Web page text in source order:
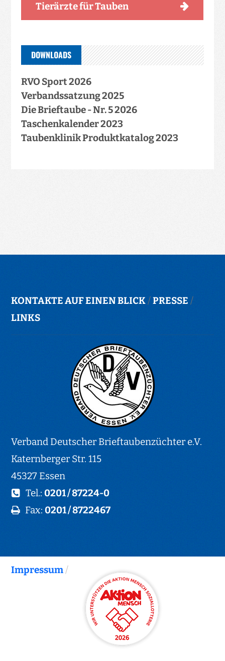
Tierärzte für Tauben
DOWNLOADS
RVO Sport 2026
Verbandssatzung 2025
Die Brieftaube - Nr. 5 2026
Taschenkalender 2023
Taubenklinik Produktkatalog 2023
KONTAKTE AUF EINEN BLICK/PRESSE /
LINKS
Verband Deutscher Brieftaubenzüchter e.V.
Katernberger Str. 115
45327 Essen
Tel.:0201 / 87224-0
Fax:0201 / 8722467
Impressum/